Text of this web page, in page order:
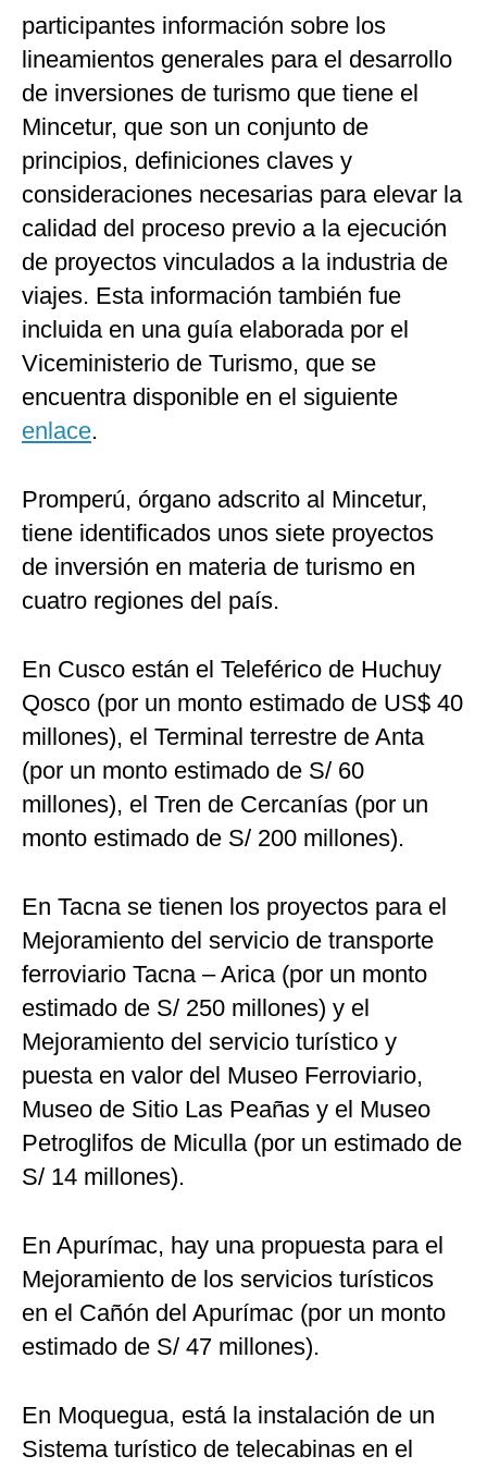
participantes información sobre los
lineamientos generales para el desarrollo
de inversiones de turismo que tiene el
Mincetur, que son un conjunto de
principios, definiciones claves y
consideraciones necesarias para elevar la
calidad del proceso previo a la ejecución
de proyectos vinculados a la industria de
viajes. Esta información también fue
incluida en una guía elaborada por el
Viceministerio de Turismo, que se
encuentra disponible en el siguiente
enlace.
Promperú, órgano adscrito al Mincetur,
tiene identificados unos siete proyectos
de inversión en materia de turismo en
cuatro regiones del país.
En Cusco están el Teleférico de Huchuy
Qosco (por un monto estimado de US$ 40
millones), el Terminal terrestre de Anta
(por un monto estimado de S/ 60
millones), el Tren de Cercanías (por un
monto estimado de S/ 200 millones).
En Tacna se tienen los proyectos para el
Mejoramiento del servicio de transporte
ferroviario Tacna – Arica (por un monto
estimado de S/ 250 millones) y el
Mejoramiento del servicio turístico y
puesta en valor del Museo Ferroviario,
Museo de Sitio Las Peañas y el Museo
Petroglifos de Miculla (por un estimado de
S/ 14 millones).
En Apurímac, hay una propuesta para el
Mejoramiento de los servicios turísticos
en el Cañón del Apurímac (por un monto
estimado de S/ 47 millones).
En Moquegua, está la instalación de un
Sistema turístico de telecabinas en el